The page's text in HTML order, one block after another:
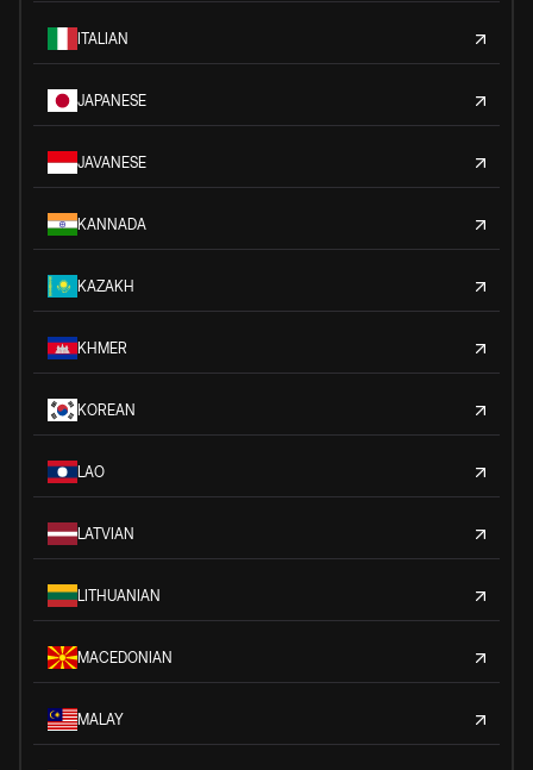
ITALIAN
JAPANESE
JAVANESE
KANNADA
KAZAKH
KHMER
KOREAN
LAO
LATVIAN
LITHUANIAN
MACEDONIAN
MALAY